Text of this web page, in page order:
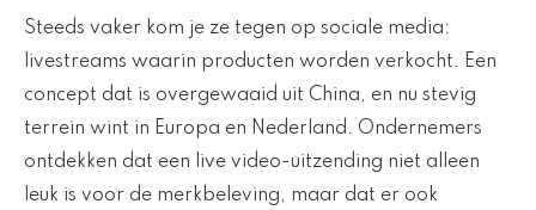
Steeds vaker kom je ze tegen op sociale media:
livestreams waarin producten worden verkocht. Een
concept dat is overgewaaid uit China, en nu stevig
terrein wint in Europa en Nederland. Ondernemers
ontdekken dat een live video-uitzending niet alleen
leuk is voor de merkbeleving, maar dat er ook